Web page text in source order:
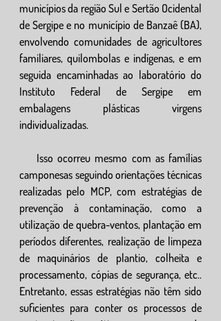
municípios da região Sul e Sertão Ocidental
de Sergipe e no município de Banzaê (BA),
envolvendo comunidades de agricultores
familiares, quilombolas e indígenas, e em
seguida encaminhadas ao laboratório do
Instituto Federal de Sergipe em
embalagens plásticas virgens
individualizadas.
camponesas seguindo orientações técnicas
realizadas pelo MCP, com estratégias de
prevenção à contaminação, como a
utilização de quebra-ventos, plantação em
períodos diferentes, realização de limpeza
de maquinários de plantio, colheita e
processamento, cópias de segurança, etc..
Entretanto, essas estratégias não têm sido
suficientes para conter os processos de